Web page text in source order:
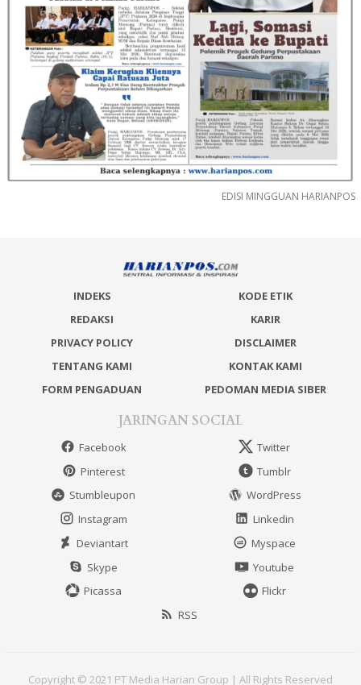
EDISI MINGGUAN HARIANPOS
INDEKS
KODE ETIK
REDAKSI
KARIR
PRIVACY POLICY
DISCLAIMER
TENTANG KAMI
KONTAK KAMI
FORM PENGADUAN
PEDOMAN MEDIA SIBER
JARINGAN SOCIAL
Facebook
Twitter
Pinterest
Tumblr
Stumbleupon
WordPress
Instagram
Linkedin
Deviantart
Myspace
Skype
Youtube
Picassa
Flickr
RSS
Copyright © 2021 PT Media Harian Group | All Rights Reserved